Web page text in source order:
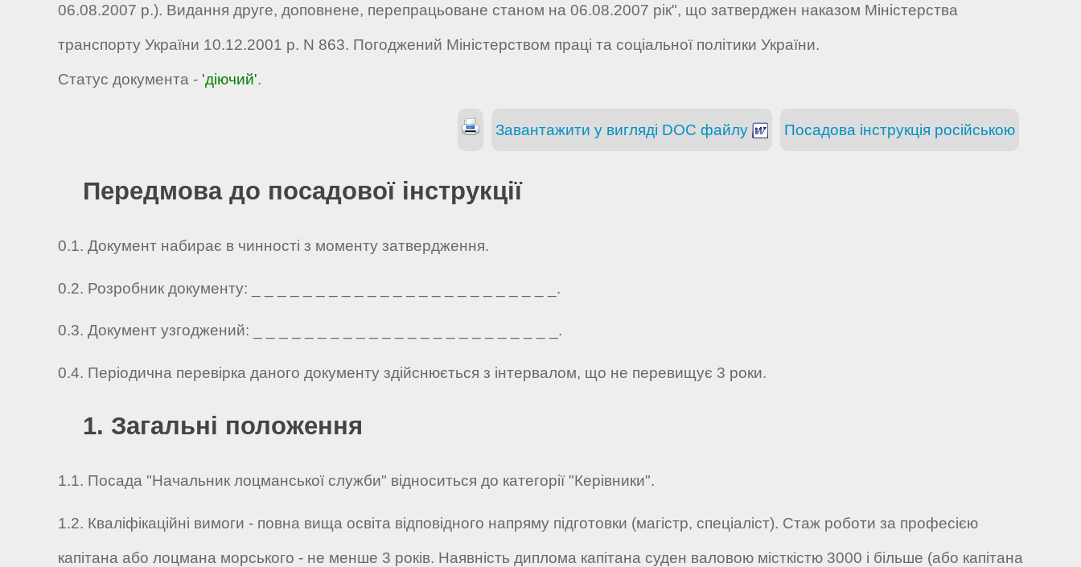
06.08.2007 р.). Видання друге, доповнене, перепрацьоване станом на 06.08.2007 рік", що затверджен наказом Міністерства
транспорту України 10.12.2001 р. N 863. Погоджений Міністерством праці та соціальної політики України.
Статус документа - 'діючий'.
Посадова інструкція російською
Завантажити у вигляді DOC файлу
Передмова до посадової інструкції
0.1. Документ набирає в чинності з моменту затвердження.
0.2. Розробник документу: _ _ _ _ _ _ _ _ _ _ _ _ _ _ _ _ _ _ _ _ _ _ _ _.
0.3. Документ узгоджений: _ _ _ _ _ _ _ _ _ _ _ _ _ _ _ _ _ _ _ _ _ _ _ _.
0.4. Періодична перевірка даного документу здійснюється з інтервалом, що не перевищує 3 роки.
1. Загальні положення
1.1. Посада "Начальник лоцманської служби" відноситься до категорії "Керівники".
1.2. Кваліфікаційні вимоги - повна вища освіта відповідного напряму підготовки (магістр, спеціаліст). Стаж роботи за професією
капітана або лоцмана морського - не менше 3 років. Наявність диплома капітана суден валовою місткістю 3000 і більше (або капітана